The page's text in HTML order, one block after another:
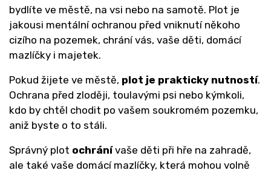
bydlíte ve městě, na vsi nebo na samotě. Plot je
jakousi mentální ochranou před vniknutí někoho
cizího na pozemek, chrání vás, vaše děti, domácí
mazlíčky i majetek.
Pokud žijete ve městě, plot je prakticky nutností.
Ochrana před zloději, toulavými psi nebo kýmkoli,
kdo by chtěl chodit po vašem soukromém pozemku,
aniž byste o to stáli.
Správný plot ochránívaše děti při hře na zahradě,
ale také vaše domácí mazlíčky, která mohou volně